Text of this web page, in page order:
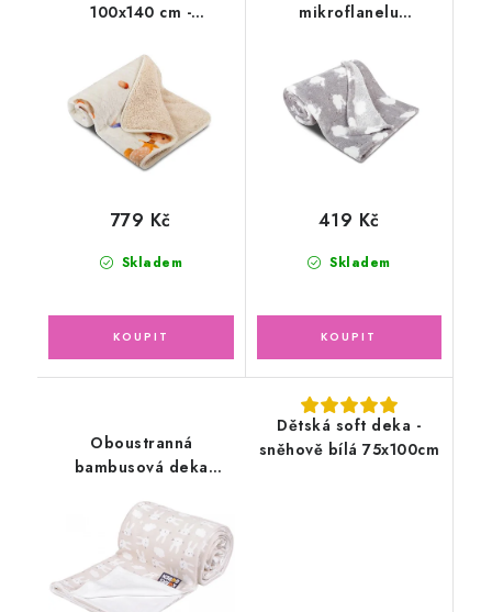
100x140 cm -
Skladem
779 Kč
mikroflanelu
světle šedá
Skladem
419 Kč
Oboustranná
bambusová deka
zajíc
Dětská soft deka -
sněhově bílá 75x100cm